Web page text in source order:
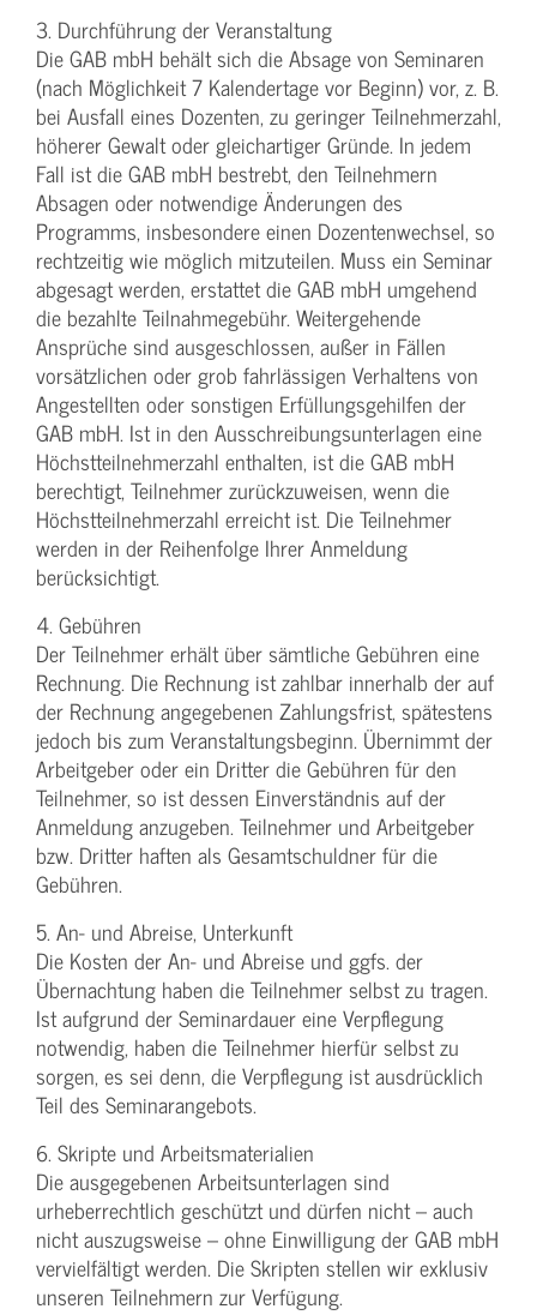
3. Durchführung der Veranstaltung
Die GAB mbH behält sich die Absage von Seminaren
(nach Möglichkeit 7 Kalendertage vor Beginn) vor, z. B.
bei Ausfall eines Dozenten, zu geringer Teilnehmerzahl,
höherer Gewalt oder gleichartiger Gründe. In jedem
Fall ist die GAB mbH bestrebt, den Teilnehmern
Absagen oder notwendige Änderungen des
Programms, insbesondere einen Dozentenwechsel, so
rechtzeitig wie möglich mitzuteilen. Muss ein Seminar
abgesagt werden, erstattet die GAB mbH umgehend
die bezahlte Teilnahmegebühr. Weitergehende
Ansprüche sind ausgeschlossen, außer in Fällen
vorsätzlichen oder grob fahrlässigen Verhaltens von
Angestellten oder sonstigen Erfüllungsgehilfen der
GAB mbH. Ist in den Ausschreibungsunterlagen eine
Höchstteilnehmerzahl enthalten, ist die GAB mbH
berechtigt, Teilnehmer zurückzuweisen, wenn die
Höchstteilnehmerzahl erreicht ist. Die Teilnehmer
werden in der Reihenfolge Ihrer Anmeldung
berücksichtigt.
4. Gebühren
Der Teilnehmer erhält über sämtliche Gebühren eine
Rechnung. Die Rechnung ist zahlbar innerhalb der auf
der Rechnung angegebenen Zahlungsfrist, spätestens
jedoch bis zum Veranstaltungsbeginn. Übernimmt der
Arbeitgeber oder ein Dritter die Gebühren für den
Teilnehmer, so ist dessen Einverständnis auf der
Anmeldung anzugeben. Teilnehmer und Arbeitgeber
bzw. Dritter haften als Gesamtschuldner für die
Gebühren.
5. An- und Abreise, Unterkunft
Die Kosten der An- und Abreise und ggfs. der
Übernachtung haben die Teilnehmer selbst zu tragen.
Ist aufgrund der Seminardauer eine Verpflegung
notwendig, haben die Teilnehmer hierfür selbst zu
sorgen, es sei denn, die Verpflegung ist ausdrücklich
Teil des Seminarangebots.
6. Skripte und Arbeitsmaterialien
Die ausgegebenen Arbeitsunterlagen sind
urheberrechtlich geschützt und dürfen nicht – auch
nicht auszugsweise – ohne Einwilligung der GAB mbH
vervielfältigt werden. Die Skripten stellen wir exklusiv
unseren Teilnehmern zur Verfügung.